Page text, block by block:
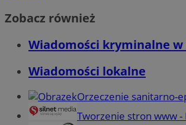
Zobacz również
Wiadomości kryminalne
Wiadomości lokalne
Orzeczenie sanitarno-
Tworzenie stron www -